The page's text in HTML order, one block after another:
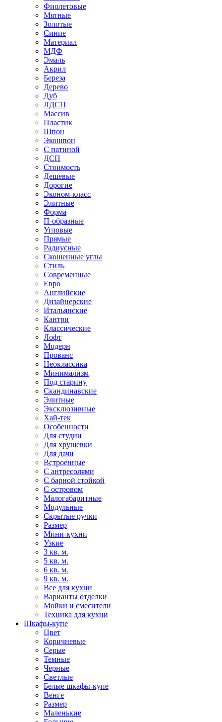
Фиолетовые
Мятные
Золотые
Синие
Материал
МДФ
Эмаль
Акрил
Береза
Дерево
Дуб
ЛДСП
Массив
Пластик
Шпон
Экошпон
С патиной
ДСП
Стоимость
Дешевые
Дорогие
Эконом-класс
Элитные
Форма
П-образные
Угловые
Прямые
Радиусные
Скошенные углы
Стиль
Современные
Евро
Английские
Дизайнерские
Итальянские
Кантри
Классические
Лофт
Модерн
Прованс
Неоклассика
Минимализм
Под старину
Скандинавские
Элитные
Эксклюзивные
Хай-тек
Особенности
Для студии
Для хрущевки
Для дачи
Встроенные
С антресолями
С барной стойкой
С островом
Малогабаритные
Модульные
Скрытые ручки
Размер
Мини-кухни
Узкие
3 кв. м.
5 кв. м.
6 кв. м.
9 кв. м.
Все для кухни
Варианты отделки
Мойки и смесители
Техника для кухни
Шкафы-купе
Цвет
Коричневые
Серые
Темные
Черные
Светлые
Белые шкафы-купе
Венге
Размер
Маленькие